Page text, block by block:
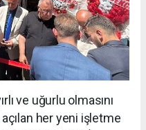
ve uğurlu olmasını
her yeni işletme